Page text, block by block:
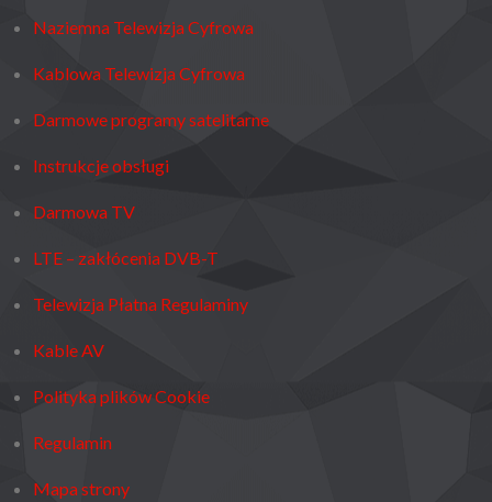
Naziemna Telewizja Cyfrowa
Kablowa Telewizja Cyfrowa
Darmowe programy satelitarne
Instrukcje obsługi
Darmowa TV
LTE – zakłócenia DVB-T
Telewizja Płatna Regulaminy
Kable AV
Polityka plików Cookie
Regulamin
Mapa strony